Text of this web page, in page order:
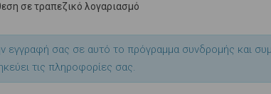
σε τραπεζικό λογαριασμό
εγγραφή σας σε αυτό το πρόγραμμα συνδρομής και
τις πληροφορίες σας.